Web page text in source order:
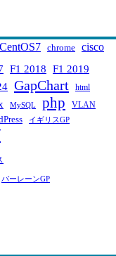
CentOS7 chrome cisco
F1 2018 F1 2019
GapChart html
MySQL php VLAN
イギリスGP
バーレーンGP